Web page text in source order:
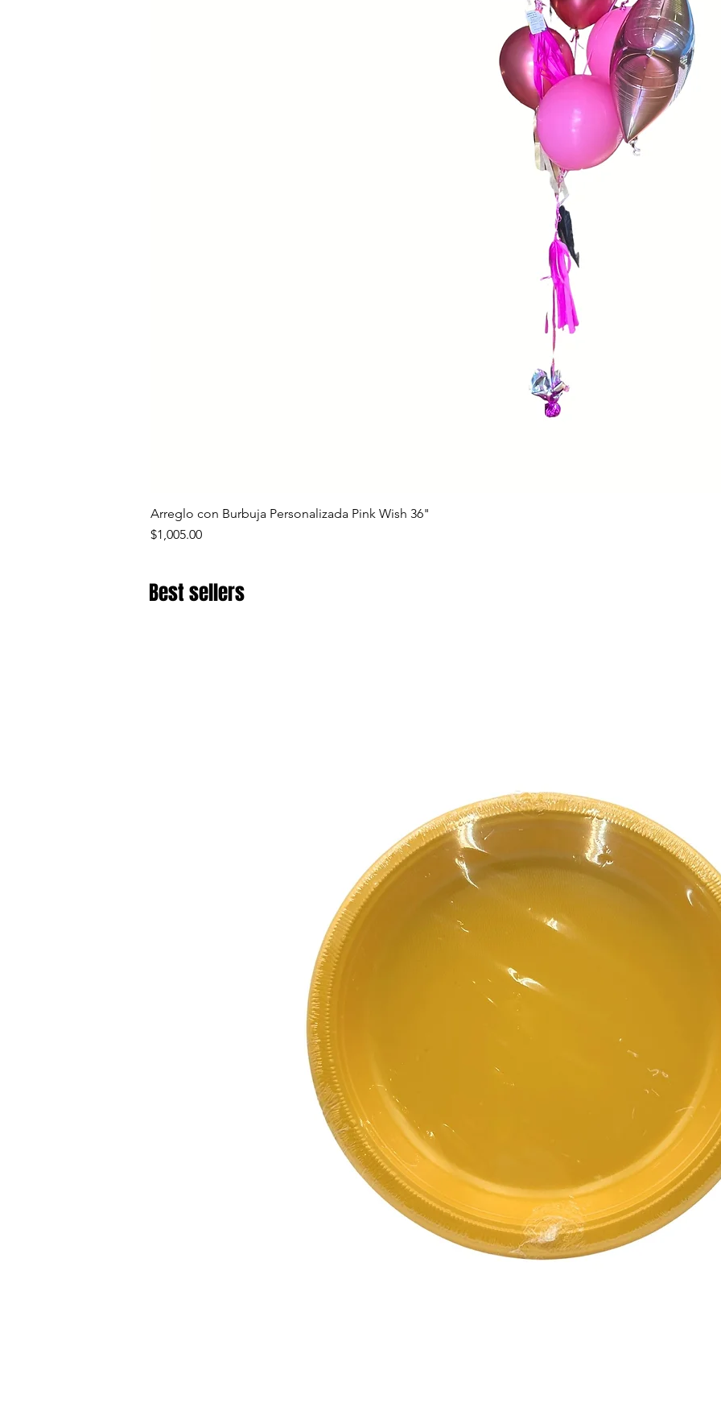
Arreglo con Burbuja Personalizada Pink Wish 36"
Precio
$1,005.00
Best sellers